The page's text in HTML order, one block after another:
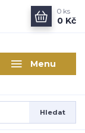
Menu
Hledat
0 ks
0 Kč